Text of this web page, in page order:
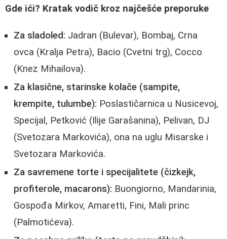
Gde ići? Kratak vodič kroz najčešće preporuke
Za sladoled: Jadran (Bulevar), Bombaj, Crna
ovca (Kralja Petra), Bacio (Cvetni trg), Cocco
(Knez Mihailova).
Za klasične, starinske kolače (sampite,
krempite, tulumbe): Poslastičarnica u Nusicevoj,
Specijal, Petković (Ilije Garašanina), Pelivan, DJ
(Svetozara Markovića), ona na uglu Misarske i
Svetozara Markovića.
Za savremene torte i specijalitete (čizkejk,
profiterole, macarons): Buongiorno, Mandarinia,
Gospođa Mirkov, Amaretti, Fini, Mali princ
(Palmotićeva).